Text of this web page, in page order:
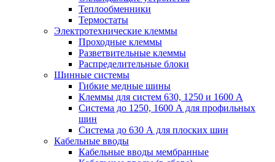
Теплообменники
Термостаты
Электротехнические клеммы
Проходные клеммы
Разветвительные клеммы
Распределительные блоки
Шинные системы
Гибкие медные шины
Клеммы для систем 630, 1250 и 1600 А
Система до 1250, 1600 А для профильных
шин
Система до 630 А для плоских шин
Кабельные вводы
Кабельные вводы мембранные